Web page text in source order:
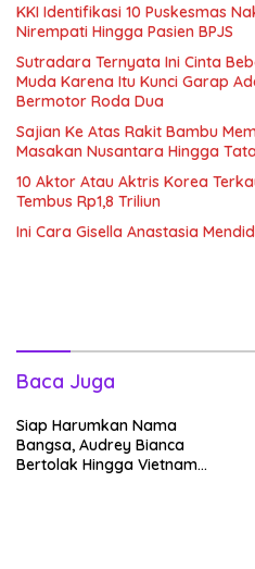
KKI Identifikasi 10 Puskesmas
Nirempati Hingga Pasien BPJS
Sutradara Ternyata Ini Cinta
Muda Karena Itu Kunci Garap
Bermotor Roda Dua
Sajian Ke Atas Rakit Bambu
Masakan Nusantara Hingga
10 Aktor Atau Aktris Korea
Tembus Rp1,8 Triliun
Ini Cara Gisella Anastasia
Baca Juga
Siap Harumkan Nama
Bangsa, Audrey Bianca
Bertolak Hingga Vietnam